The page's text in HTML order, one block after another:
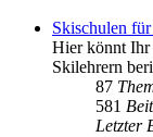
Skischulen
Hier könnt Ihr
Skilehrern
87
581
Letzter